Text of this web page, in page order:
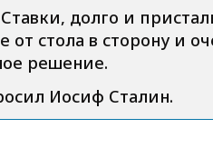
долго и
стола в сторону и
решение.
Иосиф Сталин.